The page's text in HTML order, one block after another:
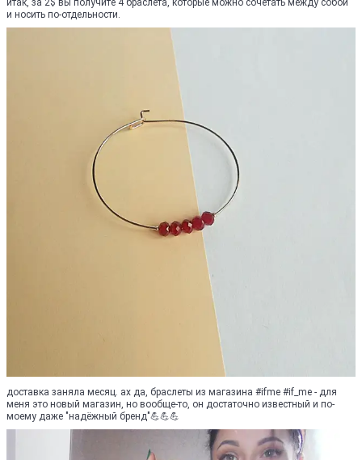
итак, за 2$ вы получите 4 браслета, которые можно сочетать между собой
и носить по-отдельности.
доставка заняла месяц. ах да, браслеты из магазина #ifme #if_me - для
меня это новый магазин, но вообще-то, он достаточно известный и по-
моему даже "надёжный бренд"💪💪💪